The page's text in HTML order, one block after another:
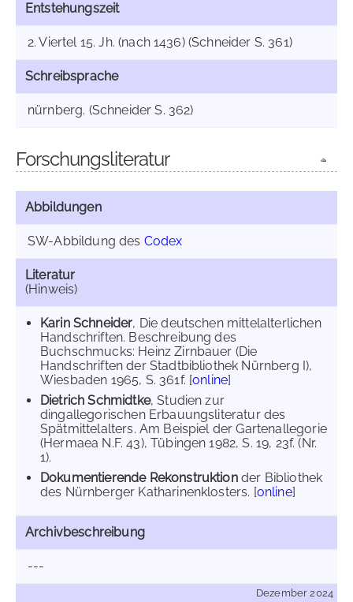
Entstehungszeit
2. Viertel 15. Jh. (nach 1436) (Schneider S. 361)
Schreibsprache
nürnberg. (Schneider S. 362)
Forschungsliteratur
Abbildungen
SW-Abbildung des Codex
Literatur
(Hinweis)
Karin Schneider, Die deutschen mittelalterlichen
Handschriften. Beschreibung des
Buchschmucks: Heinz Zirnbauer (Die
Handschriften der Stadtbibliothek Nürnberg I),
Wiesbaden 1965, S. 361f. [online]
Dietrich Schmidtke, Studien zur
dingallegorischen Erbauungsliteratur des
Spätmittelalters. Am Beispiel der Gartenallegorie
(Hermaea N.F. 43), Tübingen 1982, S. 19, 23f. (Nr.
1).
Dokumentierende Rekonstruktion der Bibliothek
des Nürnberger Katharinenklosters. [online]
Archivbeschreibung
---
Dezember 2024